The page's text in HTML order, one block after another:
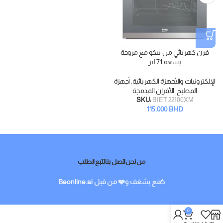
فرن كهربائي من بيكو مع مروحة
بسعة 71 لتر
الإلكترونيات والأجهزة الكهربائية,أجهزة
المطبخ,الأفران المدمجة
SKU: BIET 22100XM
115.000BHD
من نحناتصل بناتتبع الطلب
صُنع بشغف و❤️ من قبل Beonline.ai
0